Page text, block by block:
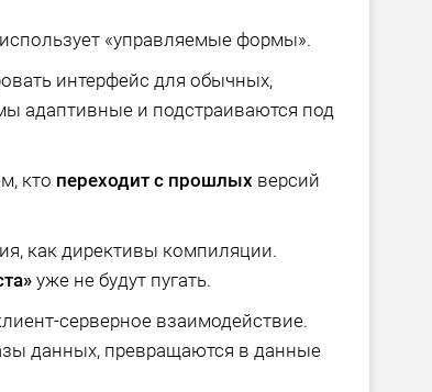
«управляемые формы».
интерфейс для обычных,
адаптивные и подстраиваются под
кто переходит с прошлых версий
как директивы компиляции.
уже не будут пугать.
серверное взаимодействие.
данных, превращаются в данные